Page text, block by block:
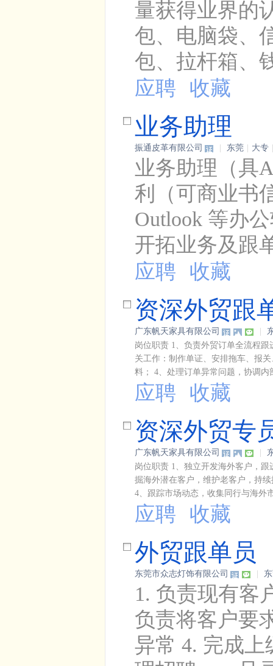
量获得业界的
包、电脑袋、
包、拉杆箱、
应聘
收藏
业务助理
振通皮革有限公司 东莞 大专
业务助理（具
利（可商业书
Outlook 等办
开拓业务及跟
应聘
收藏
资深外贸跟
广东帆天家具有限公司
岗位职责 1、负责外贸订单全流程
关工作：制作单证、安排拖车、报
料； 4、处理订单异常问题，协调
应聘 收藏
资深外贸专
广东帆天家具有限公司
岗位职责 1、独立开发海外客户，
掘海外潜在客户，维护老客户，持
4、跟踪市场动态，收集同行与海外
应聘 收藏
外贸跟单员
东莞市众志灯饰有限公司
1. 负责现有客
负责将客户要
异常 4. 完成